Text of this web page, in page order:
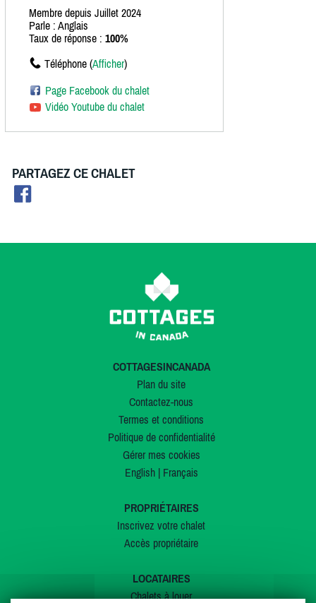
Membre depuis Juillet 2024
Parle : Anglais
Taux de réponse : 100%
Téléphone (Afficher)
Page Facebook du chalet
Vidéo Youtube du chalet
PARTAGEZ CE CHALET
COTTAGESINCANADA
Plan du site
Contactez-nous
Termes et conditions
Politique de confidentialité
Gérer mes cookies
English| Français
PROPRIÉTAIRES
Inscrivez votre chalet
Accès propriétaire
LOCATAIRES
Chalets à louer